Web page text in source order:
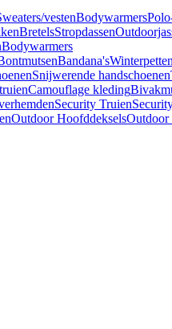
vestenBodywarmers
BretelsStropdassen
Bodywarmers
Bandana'sWinterpetten
Snijwerende handschoenen
Camouflage kleding
Security Truien
Outdoor HoofddekselsOutdoor